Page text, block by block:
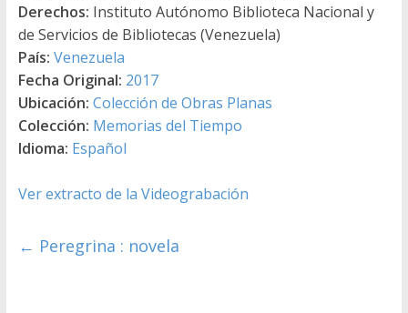
Derechos: Instituto Autónomo Biblioteca Nacional y
de Servicios de Bibliotecas (Venezuela)
País: Venezuela
Fecha Original: 2017
Ubicación: Colección de Obras Planas
Colección: Memorias del Tiempo
Idioma: Español
Ver extracto de la Videograbación
← Peregrina : novela